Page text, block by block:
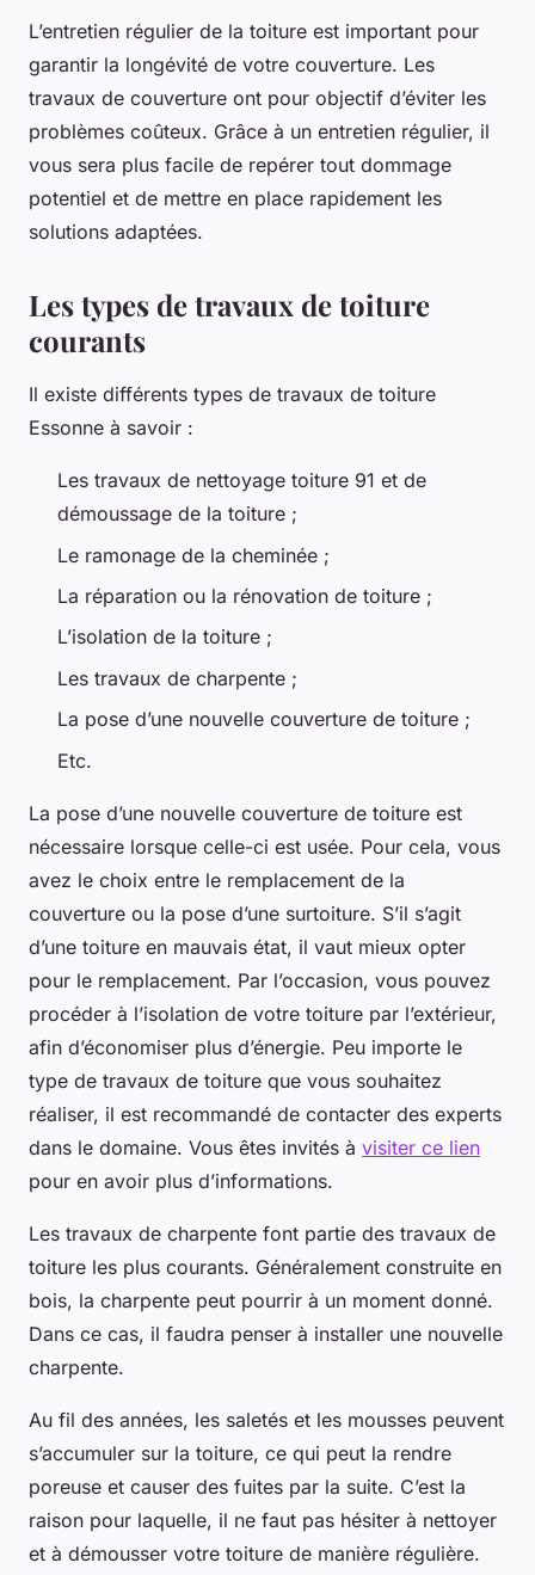
L’entretien régulier de la toiture est important pour
garantir la longévité de votre couverture. Les
travaux de couverture ont pour objectif d’éviter les
problèmes coûteux. Grâce à un entretien régulier, il
vous sera plus facile de repérer tout dommage
potentiel et de mettre en place rapidement les
solutions adaptées.
Les types de travaux de toiture
courants
Il existe différents types de travaux de toiture
Essonne à savoir :
Les travaux de nettoyage toiture 91 et de
démoussage de la toiture ;
Le ramonage de la cheminée ;
La réparation ou la rénovation de toiture ;
L’isolation de la toiture ;
Les travaux de charpente ;
La pose d’une nouvelle couverture de toiture ;
Etc.
La pose d’une nouvelle couverture de toiture est
nécessaire lorsque celle-ci est usée. Pour cela, vous
avez le choix entre le remplacement de la
couverture ou la pose d’une surtoiture. S’il s’agit
d’une toiture en mauvais état, il vaut mieux opter
pour le remplacement. Par l’occasion, vous pouvez
procéder à l’isolation de votre toiture par l’extérieur,
afin d’économiser plus d’énergie. Peu importe le
type de travaux de toiture que vous souhaitez
réaliser, il est recommandé de contacter des experts
dans le domaine. Vous êtes invités à visiter ce lien
pour en avoir plus d’informations.
Les travaux de charpente font partie des travaux de
toiture les plus courants. Généralement construite en
bois, la charpente peut pourrir à un moment donné.
Dans ce cas, il faudra penser à installer une nouvelle
charpente.
Au fil des années, les saletés et les mousses peuvent
s’accumuler sur la toiture, ce qui peut la rendre
poreuse et causer des fuites par la suite. C’est la
raison pour laquelle, il ne faut pas hésiter à nettoyer
et à démousser votre toiture de manière régulière.